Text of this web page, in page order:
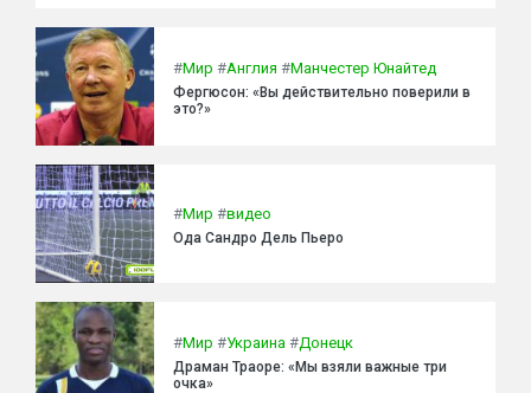
#Мир #Англия #Манчестер Юнайтед
Фергюсон: «Вы действительно поверили в
это?»
#Мир #видео
Ода Сандро Дель Пьеро
#Мир #Украина #Донецк
Драман Траоре: «Мы взяли важные три
очка»